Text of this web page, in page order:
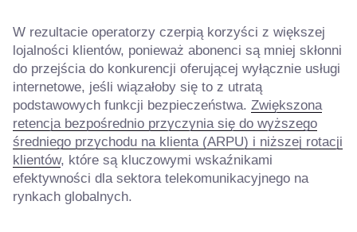
W rezultacie operatorzy czerpią korzyści z większej
lojalności klientów, ponieważ abonenci są mniej skłonni
do przejścia do konkurencji oferującej wyłącznie usługi
internetowe, jeśli wiązałoby się to z utratą
podstawowych funkcji bezpieczeństwa. Zwiększona
retencja bezpośrednio przyczynia się do wyższego
średniego przychodu na klienta (ARPU) i niższej rotacji
klientów, które są kluczowymi wskaźnikami
efektywności dla sektora telekomunikacyjnego na
rynkach globalnych.